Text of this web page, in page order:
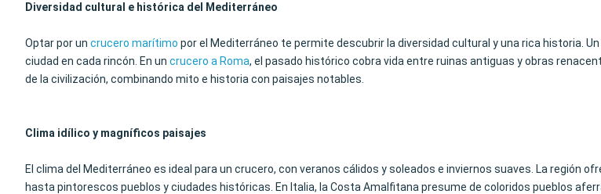
Diversidad cultural e histórica del Mediterráneo
Optar por un crucero marítimo por el Mediterráneo te permite descubrir la diversidad cultural y una rica historia. Un
ciudad en cada rincón. En un crucero a Roma, el pasado histórico cobra vida entre ruinas antiguas y obras
de la civilización, combinando mito e historia con paisajes notables.
Clima idílico y magníficos paisajes
El clima del Mediterráneo es ideal para un crucero, con veranos cálidos y soleados e inviernos suaves. La región
hasta pintorescos pueblos y ciudades históricas. En Italia, la Costa Amalfitana presume de coloridos pueblos